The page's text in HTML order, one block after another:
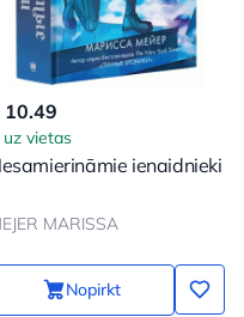
10.49
uz vietas
ienaidnieki
MARISSA
Nopirkt